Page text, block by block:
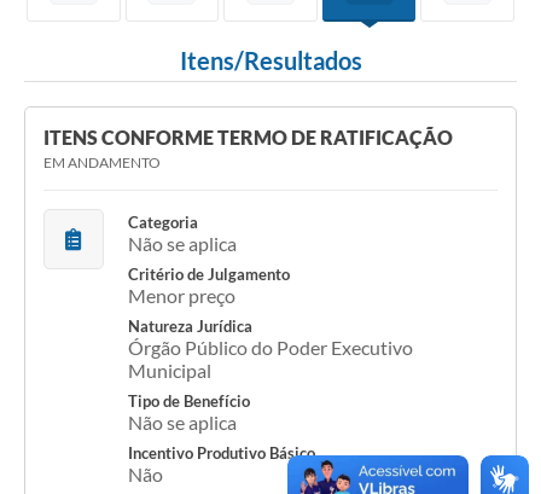
Contratos
Ouvidoria
Agenda
Carta de Serviços
Arquivos para Download
Itens/Resultados
ITENS CONFORME TERMO DE RATIFICAÇÃO
EM ANDAMENTO
Categoria
Não se aplica
Critério de Julgamento
Menor preço
Natureza Jurídica
Órgão Público do Poder Executivo
Municipal
Tipo de Benefício
Não se aplica
Incentivo Produtivo Básico
Não